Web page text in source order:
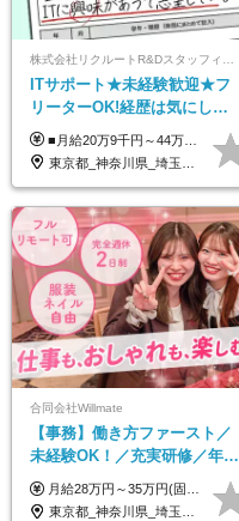
ITサポート★未経験歓迎★フ
リーターOK!経歴は気にしな
くて大丈夫★超大手リクルー
トグループの正社員/sg
■月給20万9千円～44万円 ※経験・能力・前給を考慮の上、決定いたします ※時間外手当100％支給 ※派遣就業先が変更となる場合には、就業規則、労使協定等に基づき賃金が変更となる可能性があります 「とにかく私生活重視」「残業があっても稼ぎたい」といった希望も配属の際に考慮します。 ＜手当＞ ■職務担当手当 ■通勤手当（上限月3万円） ■残業手当（全額支給） ■住宅手当（5割を会社負担／就業規則に定めるところによる） ■扶養手当 ■別居手当 ■資格試験受講料補助（資格ごとに社内規定により決定） ■資格取得奨励金 （資格により2万円～20万円の祝金支給） ◎一例 ・基本情報技術者（5万円） ・プロジェクトマネージャー試験（10万円） ・応用情報技術者試験（10万円） ・ITストラテジスト試験（10万円） ・エンベデッドシステムスペシャリスト試験（10万円） ・ディジタル技術検定（情報1級：10万円、制御1級：10万円、情報2級、制御2級：5万円 ・TOEIC（R）テスト（600～729点：5万円、 730～799点：10万円、800点以上：15万円） など
東京都_神奈川県_埼玉県_千葉県_大阪府_愛知県_青森県_岩手県_宮城県_秋田県_山形県_福島県_茨城県_栃木県_群馬県_山梨県_長野県_福井県_静岡県_岐阜県_三重県_兵庫県_京都府_滋賀県_奈良県_広島県_岡山県_山口県_香川県_福岡県_熊本県_佐賀県_長崎県_大分県_宮崎県_鹿児島県
合同会社Willmate
【事務】働き方ファースト／
未経験OK！／充実研修／年休
127日～／残業なし／平均20代
／リモートOK
月給28万円～35万円(固定残業代含む)+インセンティブ＋各種手当 ※経験・能力等を考慮の上、決定します。 ※残業はほとんどありませんが、発生した場合は時間外手当を100％支給します。 【固定残業代について】 なし（残業代は、実際の労働時間に応じて別途全額支給）
東京都_神奈川県_埼玉県_千葉県_大阪府_愛知県_北海道_青森県_岩手県_宮城県_秋田県_山形県_福島県_茨城県_栃木県_群馬県_新潟県_山梨県_長野県_富山県_石川県_福井県_静岡県_岐阜県_三重県_兵庫県_京都府_滋賀県_奈良県_和歌山県_広島県_岡山県_鳥取県_島根県_山口県_徳島県_香川県_愛媛県_高知県_福岡県_熊本県_佐賀県_長崎県_大分県_宮崎県_鹿児島県_沖縄県_海外